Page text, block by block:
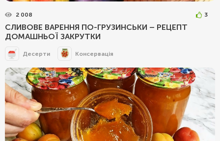
2 008 3
СЛИВОВЕ ВАРЕННЯ ПО-ГРУЗИНСЬКИ – РЕЦЕПТ
ДОМАШНЬОЇ ЗАКРУТКИ
Десерти Консервація